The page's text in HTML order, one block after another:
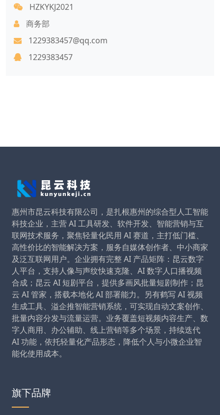
HZKYKJ2021
商务部
1229383457@qq.com
1229383457
惠州市昆云科技有限公司，是扎根惠州的综合型人工智能
科技企业，主营 AI 工具研发、软件开发、智能营销与互
联网技术服务，聚焦轻量化民用 AI 赛道，主打低门槛、
高性价比的智能解决方案，服务自媒体创作者、中小商家
及泛互联网用户。企业拥有完整 AI 产品矩阵：昆云数字
人平台，支持人像与声纹快速克隆、AI 数字人口播视频
合成；昆云 AI 短剧平台，提供多画风批量短剧制作；昆
云 AI 管家，搭载本地化 AI 部署能力。另有鹤写 AI 视频
生成工具、溢企推智能营销系统，可实现自动文案创作、
批量内容分发与流量运营。业务覆盖短视频内容生产、数
字人商用、办公辅助、线上营销等多个场景，持续迭代
AI 功能，依托轻量化产品形态，降低个人与小微企业智
能化使用成本。
旗下品牌